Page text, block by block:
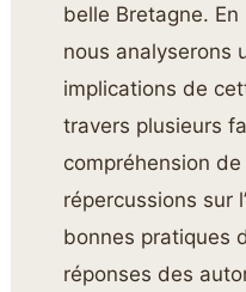
belle Bretagne.
nous analyserons
implications de
travers plusieurs
compréhension
répercussions sur
bonnes pratiques
réponses des